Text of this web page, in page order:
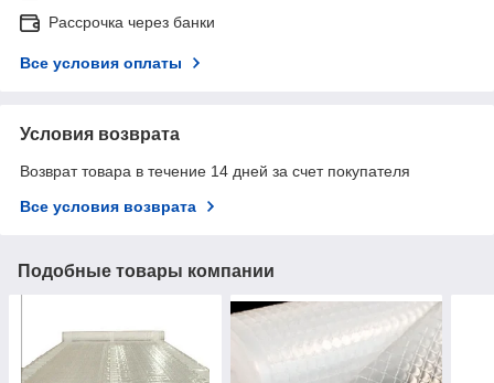
Рассрочка через банки
Все условия оплаты
Условия возврата
Возврат товара в течение 14 дней за счет покупателя
Все условия возврата
Подобные товары компании